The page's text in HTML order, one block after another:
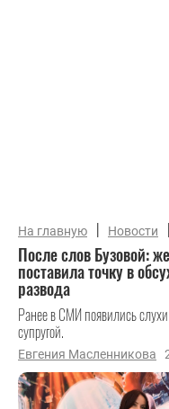
На главную | Новости |
После слов Бузовой:
поставила точку в
развода
Ранее в СМИ появились
супругой.
Евгения Масленникова